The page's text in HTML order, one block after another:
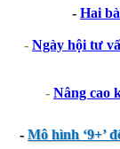
- Hai
- Ngày hội tư
- Nâng cao
-Mô hình ‘9+’